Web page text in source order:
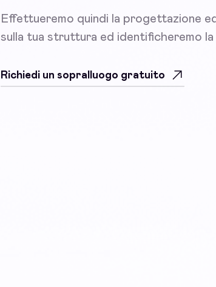
Effettueremo quindi la progettazione
sulla tua struttura ed identificheremo la
Richiedi un sopralluogo gratuito